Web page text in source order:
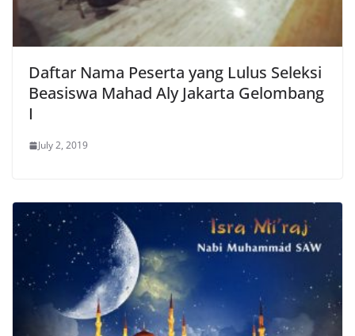
Daftar Nama Peserta yang Lulus Seleksi
Beasiswa Mahad Aly Jakarta Gelombang
I
July 2, 2019